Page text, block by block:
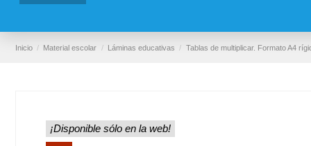
Inicio Material escolar Láminas educativas Tablas de multiplicar. Formato A4
¡Disponible sólo en la web!